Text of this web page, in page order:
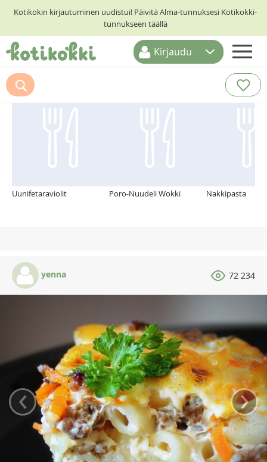
Kotikokin kirjautuminen uudistui! Päivitä Alma-tunnuksesi Kotikokki-
tunnukseen täällä
ETUSIVU
RESEPTIHAKU
Kirjaudu
Suosittelemme myös
Uunifetaraviolit Poro-Nuudeli Wokki Nakkipasta
yenna 72 234
‹ ›